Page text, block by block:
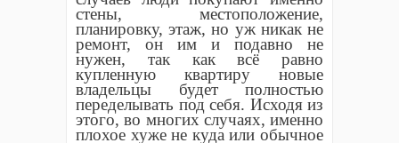
стены, местоположение,
планировку, этаж, но уж никак не
ремонт, он им и подавно не
нужен, так как всё равно
купленную квартиру новые
владельцы будет полностью
переделывать под себя. Исходя из
этого, во многих случаях, именно
плохое хуже не куда или обычное